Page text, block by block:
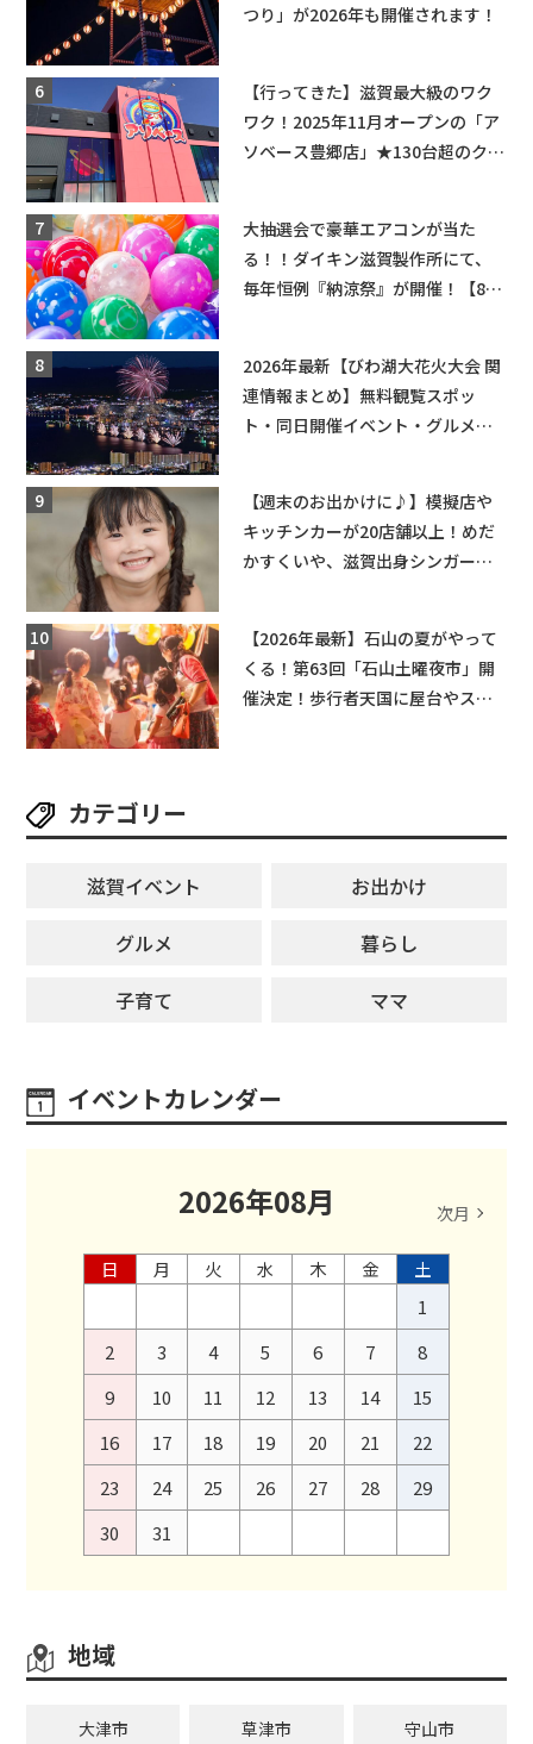
つり」が2026年も開催されます！
【行ってきた】滋賀最大級のワク
ワク！2025年11月オープンの「ア
ソベース豊郷店」★130台超のクレ
大抽選会で豪華エアコンが当た
る！！ダイキン滋賀製作所にて、
毎年恒例『納涼祭』が開催！【8月
2026年最新【びわ湖大花火大会 関
連情報まとめ】無料観覧スポッ
ト・同日開催イベント・グルメマ
【週末のお出かけに♪】模擬店や
キッチンカーが20店舗以上！めだ
かすくいや、滋賀出身シンガーソ
【2026年最新】石山の夏がやって
くる！第63回「石山土曜夜市」開
催決定！歩行者天国に屋台やステ
カテゴリー
滋賀イベント
お出かけ
グルメ
暮らし
子育て
ママ
イベントカレンダー
2026年08月 次月
日 月 火 水 木 金
土
1
2
3 4 5 6 7
8
9
10 11 12 13 14
15
16
17 18 19 20 21
22
23
24 25 26 27 28
29
30
31
地域
大津市 草津市 守山市